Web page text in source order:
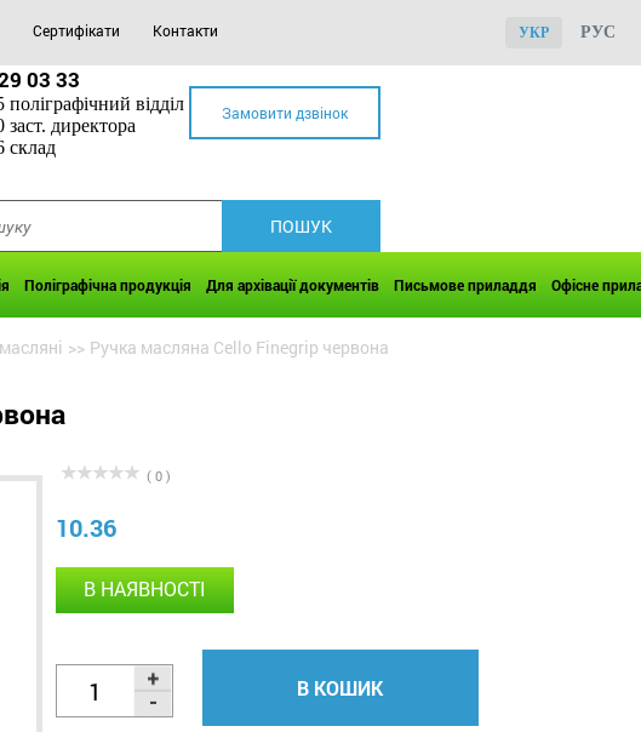
Сертифікати Контакти УКР РУС
03 33
відділ
директора
склад
Замовити дзвінок
Поліграфічна продукція Для архівації документів Письмове приладдя Офісне
>> Ручка масляна Cello Finegrip червона
( 0 )
10.36
В НАЯВНОСТІ
В КОШИК